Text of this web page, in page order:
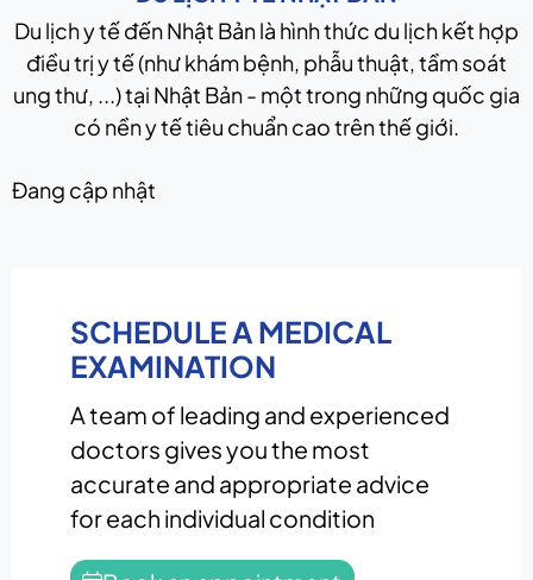
Du lịch y tế đến Nhật Bản là hình thức du lịch kết hợp
điều trị y tế (như khám bệnh, phẫu thuật, tầm soát
ung thư, ...) tại Nhật Bản - một trong những quốc gia
có nền y tế tiêu chuẩn cao trên thế giới.
Đang cập nhật
SCHEDULE A MEDICAL
EXAMINATION
A team of leading and experienced
doctors gives you the most
accurate and appropriate advice
for each individual condition